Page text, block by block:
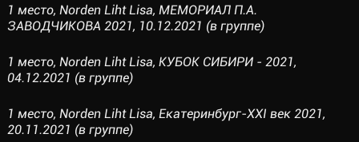
1 место, Norden Liht Lisa, МЕМОРИАЛ П.А.
ЗАВОДЧИКОВА 2021, 10.12.2021 (в группе)
1 место, Norden Liht Lisa, КУБОК СИБИРИ - 2021,
04.12.2021 (в группе)
1 место, Norden Liht Lisa, Екатеринбург-XXI век 2021,
20.11.2021 (в группе)